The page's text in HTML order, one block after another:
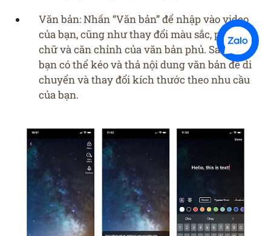
Văn bản: Nhấn “Văn bản” để nhập vào video
của bạn, cũng như thay đổi màu sắc, phông
chữ và căn chỉnh của văn bản phủ. Sau đó,
bạn có thể kéo và thả nội dung văn bản để di
chuyển và thay đổi kích thước theo nhu cầu
của bạn.